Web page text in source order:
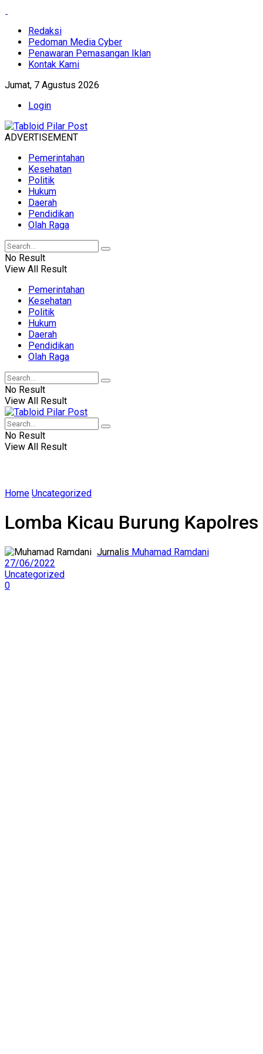
Redaksi
Pedoman Media Cyber
Penawaran Pemasangan Iklan
Kontak Kami
Jumat, 7 Agustus 2026
Login
ADVERTISEMENT
Pemerintahan
Kesehatan
Politik
Hukum
Daerah
Pendidikan
Olah Raga
No Result
View All Result
Pemerintahan
Kesehatan
Politik
Hukum
Daerah
Pendidikan
Olah Raga
No Result
View All Result
No Result
View All Result
Home Uncategorized
Lomba Kicau Burung
Muhamad Ramdani
27/06/2022
Uncategorized
0